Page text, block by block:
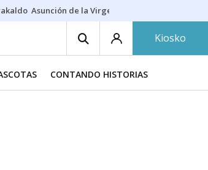
Asunción de la Virgen
Kiosko
CONTANDO HISTORIAS